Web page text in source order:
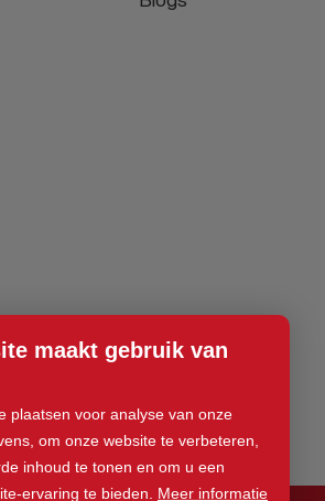
maakt gebruik van
plaatsen voor analyse van onze
om onze website te verbeteren,
inhoud te tonen en om u een
ervaring te bieden. Meer informatie